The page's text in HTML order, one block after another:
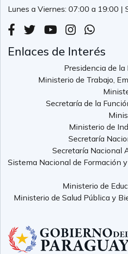
Lunes a Viernes: 07:00 a 19:00 |
Enlaces de Interés
Presidencia de la
Ministerio de Trabajo,
Secretaría de la
Ministerio de
Secretaría
Secretaría Nacional
Sistema Nacional de Formación
Ministerio de
Ministerio de Salud Pública y